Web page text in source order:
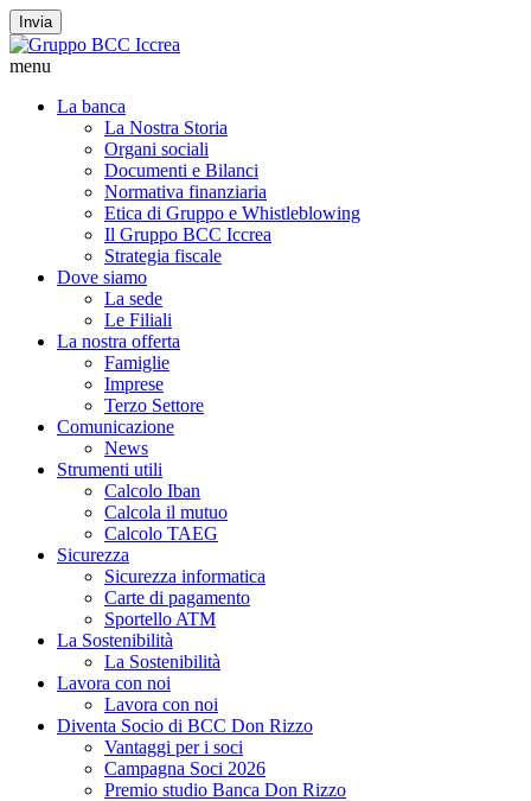
Invia
menu
La banca
La Nostra Storia
Organi sociali
Documenti e Bilanci
Normativa finanziaria
Etica di Gruppo e Whistleblowing
Il Gruppo BCC Iccrea
Strategia fiscale
Dove siamo
La sede
Le Filiali
La nostra offerta
Famiglie
Imprese
Terzo Settore
Comunicazione
News
Strumenti utili
Calcolo Iban
Calcola il mutuo
Calcolo TAEG
Sicurezza
Sicurezza informatica
Carte di pagamento
Sportello ATM
La Sostenibilità
La Sostenibilità
Lavora con noi
Lavora con noi
Diventa Socio di BCC Don Rizzo
Vantaggi per i soci
Campagna Soci 2026
Premio studio Banca Don Rizzo